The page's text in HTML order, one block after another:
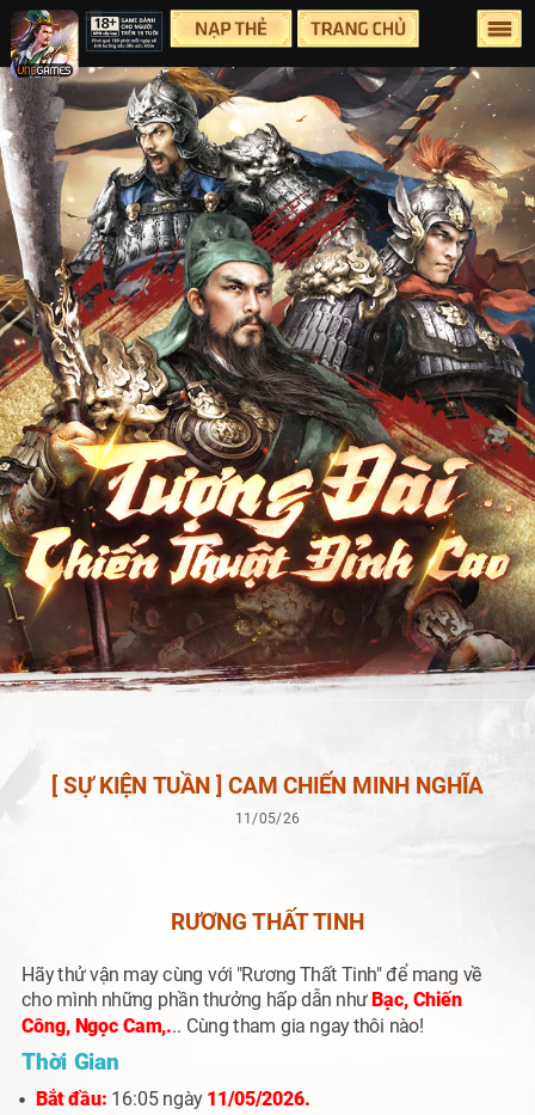
[ SỰ KIỆN TUẦN ] CAM CHIẾN MINH NGHĨA
11/05/26
RƯƠNG THẤT TINH
Hãy thử vận may cùng với "Rương Thất Tinh"để mang về
cho mình những phần thưởng hấp dẫn như Bạc, Chiến
Công, Ngọc Cam,... Cùng tham gia ngay thôi nào!
Thời Gian
Bắt đầu: 16:05 ngày11/05/2026.
Lên Đầu Trang
Trang chủ
Tin tức
Sự Kiện
Group
Facebook
Youtube
Hỗ Trợ
Điều Khoản